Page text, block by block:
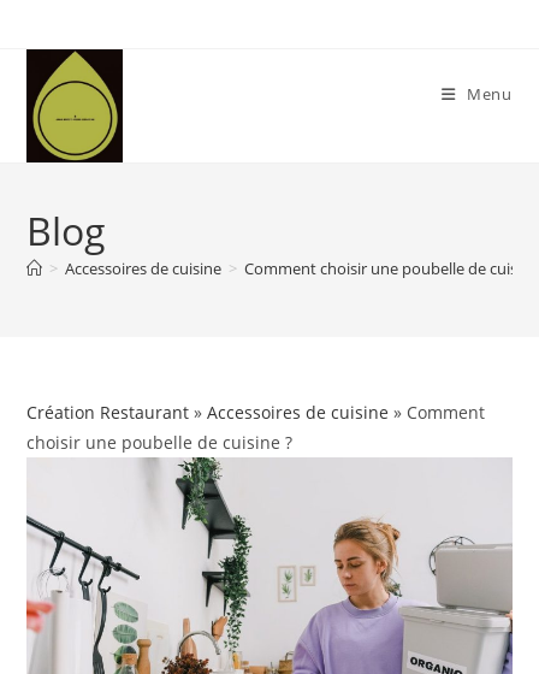
content
Menu
Blog
> Accessoires de cuisine > Comment choisir une poubelle de
Création Restaurant »Accessoires de cuisine » Comment
choisir une poubelle de cuisine ?